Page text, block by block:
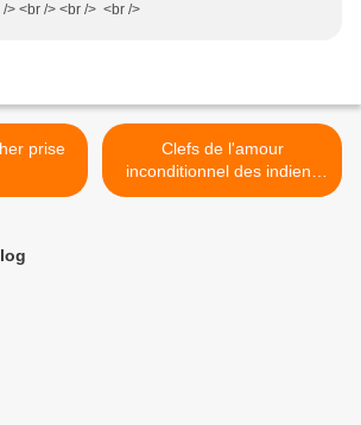
> <br /> <br /> <br />
prise
Clefs de l'amour
inconditionnel des indiens
hopis >